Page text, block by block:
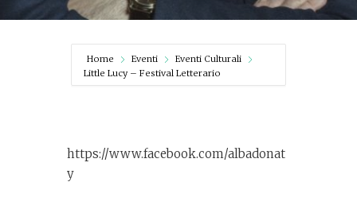
Home Eventi
Eventi Culturali
Little Lucy – Festival Letterario
https://www.facebook.com/albadonat
y